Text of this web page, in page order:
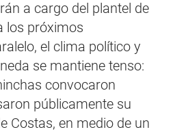
a cargo del plantel de
los próximos
el clima político y
se mantiene tenso:
convocaron
públicamente su
Costas, en medio de un